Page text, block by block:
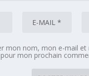
mon nom, mon e-mail et
mon prochain